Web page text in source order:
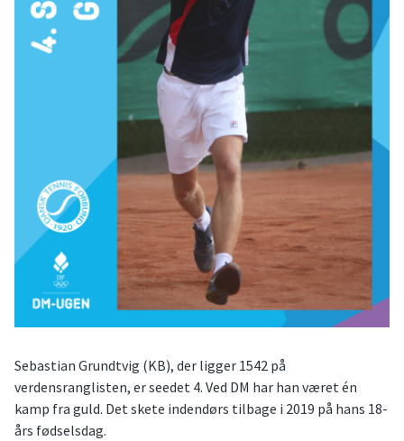
Sebastian Grundtvig (KB), der ligger 1542 på
verdensranglisten, er seedet 4. Ved DM har han været én
kamp fra guld. Det skete indendørs tilbage i 2019 på hans 18-
års fødselsdag.